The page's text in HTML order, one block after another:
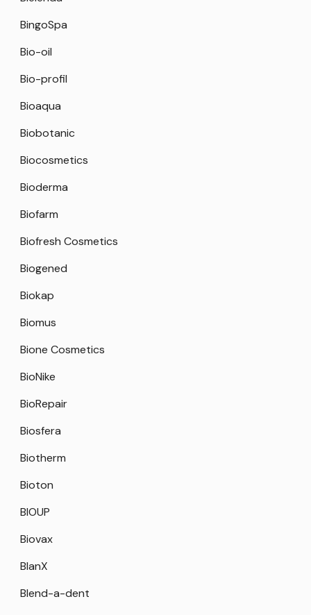
BingoSpa
Bio-oil
Bio-profil
Bioaqua
Biobotanic
Biocosmetics
Bioderma
Biofarm
Biofresh Cosmetics
Biogened
Biokap
Biomus
Bione Cosmetics
BioNike
BioRepair
Biosfera
Biotherm
Bioton
BIOUP
Biovax
BlanX
Blend-a-dent